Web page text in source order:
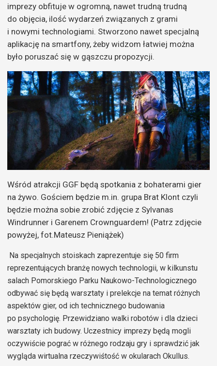
imprezy obfituje w ogromną, nawet trudną trudną
do objęcia, ilość wydarzeń związanych z grami
i nowymi technologiami. Stworzono nawet specjalną
aplikację na smartfony, żeby widzom łatwiej można
było poruszać się w gąszczu propozycji.
Wśród atrakcji GGF będą spotkania z bohaterami gier
na żywo. Gościem będzie m.in. grupa Brat Klont czyli
będzie można sobie zrobić zdjęcie z Sylvanas
Windrunner i Garenem Crownguardem! (Patrz zdjęcie
powyżej, fot.Mateusz Pieniążek)
Na specjalnych stoiskach zaprezentuje się 50 firm
reprezentujących branżę nowych technologii, w kilkunstu
salach Pomorskiego Parku Naukowo-Technologicznego
odbywać się będą warsztaty i prelekcje na temat różnych
aspektów gier, od ich technicznego budowania
po psychologię. Przewidziano walki robotów i dla dzieci
warsztaty ich budowy. Uczestnicy imprezy będą mogli
oczywiście pograć w różnego rodzaju gry i sprawdzić jak
wygląda wirtualna rzeczywiśtość w okularach Okullus.